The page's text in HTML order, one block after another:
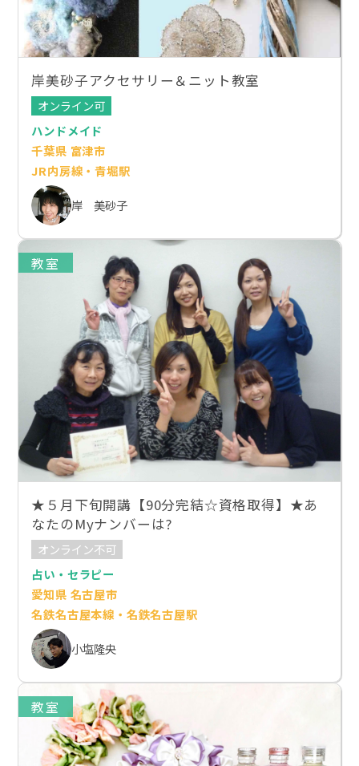
岸美砂子アクセサリー＆ニット教室
オンライン可
ハンドメイド
千葉県 富津市
JR内房線・青堀駅
岸 美砂子
教室
★５月下旬開講【90分完結☆資格取得】★あ
なたのMyナンバーは?
オンライン不可
占い・セラピー
愛知県 名古屋市
名鉄名古屋本線・名鉄名古屋駅
小塩隆央
教室